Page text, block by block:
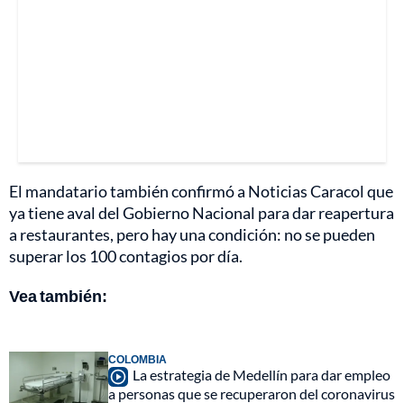
El mandatario también confirmó a Noticias Caracol que
ya tiene aval del Gobierno Nacional para dar reapertura
a restaurantes, pero hay una condición: no se pueden
superar los 100 contagios por día.
Vea también:
COLOMBIA
La estrategia de Medellín para dar empleo
a personas que se recuperaron del coronavirus